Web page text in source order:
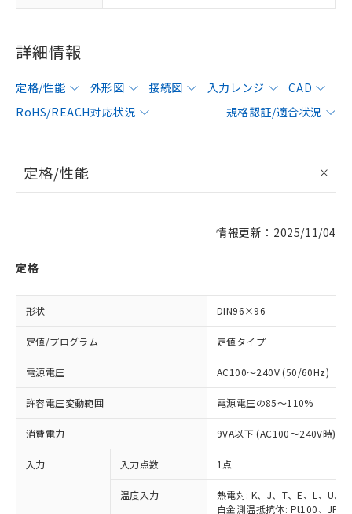
詳細情報
定格/性能 外形図 接続図 入力レンジ
CAD
RoHS/REACH対応状況
規格認証/適合状況
定格/性能
情報更新：2025/11/04
定格
形状 DIN96×96
定値/プログラム 定値タイプ
電源電圧 AC100～240V (50/60Hz)
許容電圧変動範囲 電源電圧の85～110%
消費電力 9VA以下 (AC100～240V時)
入力 入力点数 1点
温度入力
熱電対: K、J、T、E、L、U、
白金測温抵抗体: Pt100、